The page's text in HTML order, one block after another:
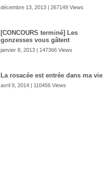
décembre 13, 2013 | 267149 Views
[CONCOURS terminé] Les
gonzesses vous gâtent
janvier 8, 2013 | 147366 Views
La rosacée est entrée dans ma vie
avril 9, 2014 | 110456 Views